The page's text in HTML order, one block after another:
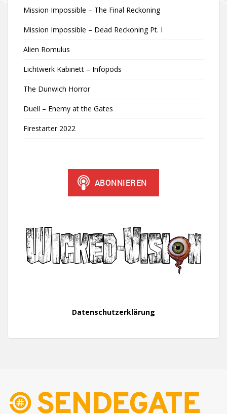
Mission Impossible – The Final Reckoning
Mission Impossible – Dead Reckoning Pt. I
Alien Romulus
Lichtwerk Kabinett – Infopods
The Dunwich Horror
Duell – Enemy at the Gates
Firestarter 2022
Datenschutzerklärung